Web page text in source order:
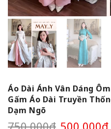
Áo Dài Ánh Vân Dáng
Gấm Áo Dài Truyền
Dạm Ngõ